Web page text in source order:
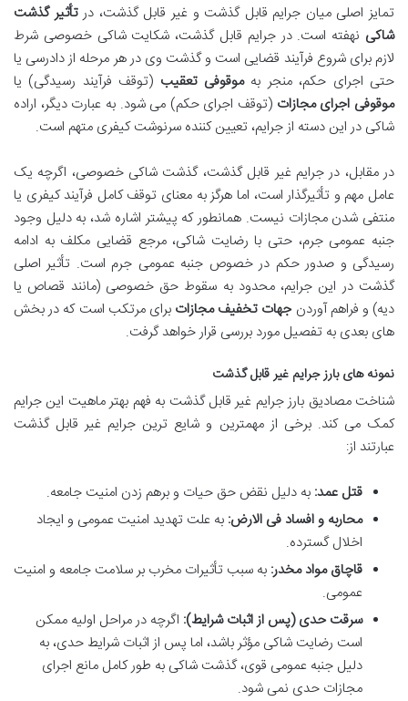
تمایز اصلی میان جرایم قابل گذشت و غیر قابل گذشت، درتأثیر گذشت
شاکی نهفته است. در جرایم قابل گذشت، شکایت شاکی خصوصی شرط
لازم برای شروع فرآیند قضایی است و گذشت وی در هر مرحله از دادرسی یا
حتی اجرای حکم، منجر بهموقوفی تعقیب (توقف فرآیند رسیدگی) یا
موقوفی اجرای مجازات (توقف اجرای حکم) می شود. به عبارت دیگر، اراده
شاکی در این دسته از جرایم، تعیین کننده سرنوشت کیفری متهم است.
در مقابل، در جرایم غیر قابل گذشت، گذشت شاکی خصوصی، اگرچه یک
عامل مهم و تأثیرگذار است، اما هرگز به معنای توقف کامل فرآیند کیفری یا
منتفی شدن مجازات نیست. همانطور که پیشتر اشاره شد، به دلیل وجود
جنبه عمومی جرم، حتی با رضایت شاکی، مرجع قضایی مکلف به ادامه
رسیدگی و صدور حکم در خصوص جنبه عمومی جرم است. تأثیر اصلی
گذشت در این جرایم، محدود به سقوط حق خصوصی (مانند قصاص یا
دیه) و فراهم آوردنجهات تخفیف مجازات برای مرتکب است که در بخش
های بعدی به تفصیل مورد بررسی قرار خواهد گرفت.
نمونه های بارز جرایم غیر قابل گذشت
شناخت مصادیق بارز جرایم غیر قابل گذشت به فهم بهتر ماهیت این جرایم
کمک می کند. برخی از مهمترین و شایع ترین جرایم غیر قابل گذشت
عبارتند از:
قتل عمد: به دلیل نقض حق حیات و برهم زدن امنیت جامعه.
محاربه و افساد فی الارض: به علت تهدید امنیت عمومی و ایجاد
اخلال گسترده.
قاچاق مواد مخدر: به سبب تأثیرات مخرب بر سلامت جامعه و امنیت
عمومی.
سرقت حدی (پس از اثبات شرایط): اگرچه در مراحل اولیه ممکن
است رضایت شاکی مؤثر باشد، اما پس از اثبات شرایط حدی، به
دلیل جنبه عمومی قوی، گذشت شاکی به طور کامل مانع اجرای
مجازات حدی نمی شود.